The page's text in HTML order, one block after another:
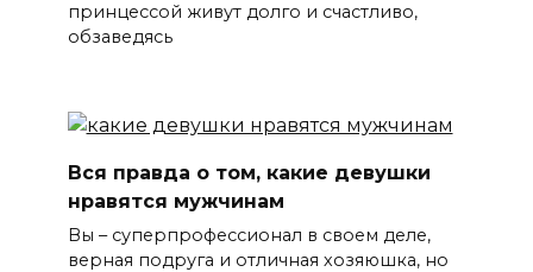
принцессой живут долго и счастливо,
обзаведясь
Вся правда о том, какие девушки
нравятся мужчинам
Вы – суперпрофессионал в своем деле,
верная подруга и отличная хозяюшка, но